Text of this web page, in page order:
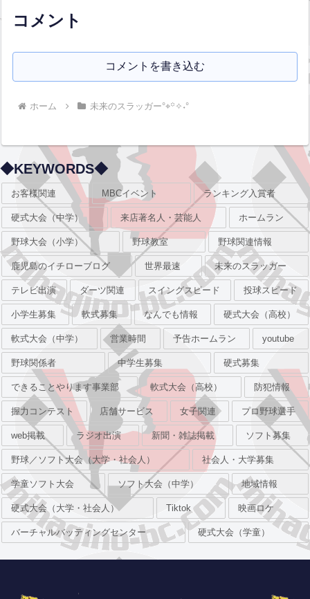
コメント
コメントを書き込む
ホーム 未来のスラッガー°⌖꙳✧˖°
◆KEYWORDS◆
お客様関連 MBCイベント ランキング入賞者
硬式大会（中学） 来店著名人・芸能人 ホームラン
野球大会（小学） 野球教室 野球関連情報
鹿児島のイチローブログ 世界最速 未来のスラッガー
テレビ出演 ダーツ関連 スイングスピード 投球スピード
小学生募集 軟式募集 なんでも情報 硬式大会（高校）
軟式大会（中学） 営業時間 予告ホームラン youtube
野球関係者 中学生募集 硬式募集
できることやります事業部 軟式大会（高校） 防犯情報
握力コンテスト 店舗サービス 女子関連 プロ野球選手
web掲載 ラジオ出演 新聞・雑誌掲載 ソフト募集
野球／ソフト大会（大学・社会人） 社会人・大学募集
学童ソフト大会 ソフト大会（中学） 地域情報
硬式大会（大学・社会人） Tiktok 映画ロケ
バーチャルバッティングセンター 硬式大会（学童）